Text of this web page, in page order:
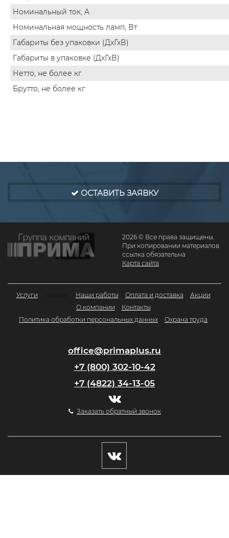
Номинальный ток, A
Номинальная мощность ламп, Вт
Габариты без упаковки (ДхГхВ)
Габариты в упаковке (ДхГхВ)
Нетто, не более кг
Брутто, не более кг
ОСТАВИТЬ ЗАЯВКУ
2026 © Все права защищены.
При копировании материалов
ссылка обязательна
Карта сайта
Услуги Наши работы Оплата и доставка
Акции
О компании
Контакты
Политика обработки персональных данных
Охрана труда
office@primaplus.ru
+7 (800) 302-10-42
+7 (4822) 34-13-05
Заказать обратный звонок